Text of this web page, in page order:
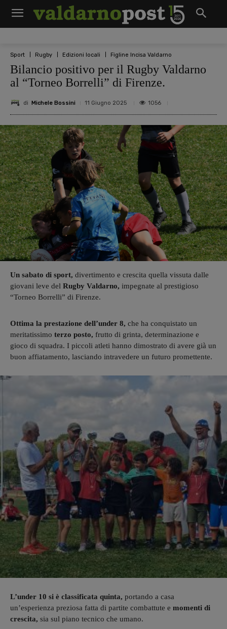
Sport Rugby Edizioni locali Figline Incisa Valdarno
Bilancio positivo per il Rugby Valdarno
al “Torneo Borrelli” di Firenze.
di Michele Bossini 11 Giugno 2025 1056
Un sabato di sport, divertimento e crescita quella vissuta dalle
giovani leve del Rugby Valdarno, impegnate al prestigioso
“Torneo Borrelli” di Firenze.
Ottima la prestazione dell’under 8, che ha conquistato un
meritatissimo terzo posto, frutto di grinta, determinazione e
gioco di squadra. I piccoli atleti hanno dimostrato di avere già un
buon affiatamento, lasciando intravedere un futuro promettente.
L’under 10 si è classificata quinta, portando a casa
un’esperienza preziosa fatta di partite combattute e momenti di
crescita, sia sul piano tecnico che umano.